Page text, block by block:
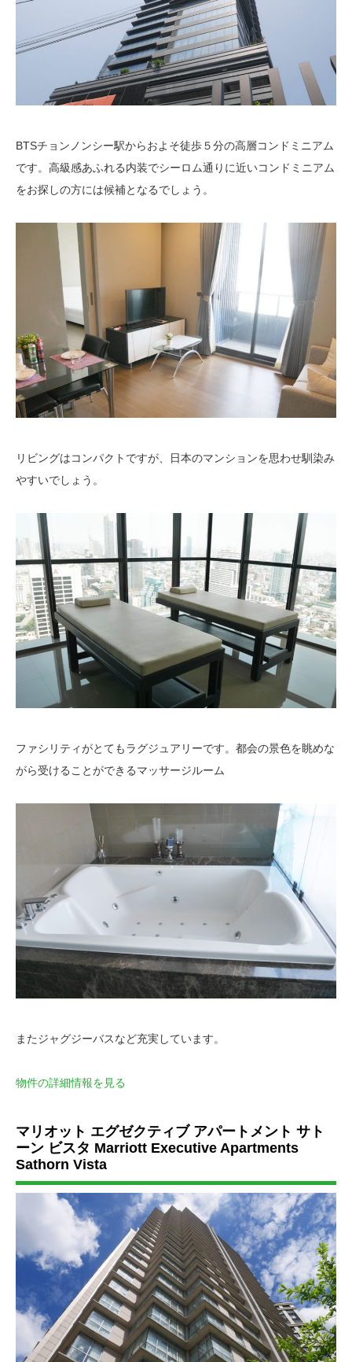
BTSチョンノンシー駅からおよそ徒歩５分の高層コンドミニアム
です。高級感あふれる内装でシーロム通りに近いコンドミニアム
をお探しの方には候補となるでしょう。
リビングはコンパクトですが、日本のマンションを思わせ馴染み
やすいでしょう。
ファシリティがとてもラグジュアリーです。都会の景色を眺めな
がら受けることができるマッサージルーム
またジャグジーバスなど充実しています。
物件の詳細情報を見る
マリオット エグゼクティブ アパートメント サト
ーン ビスタ Marriott Executive Apartments
Sathorn Vista